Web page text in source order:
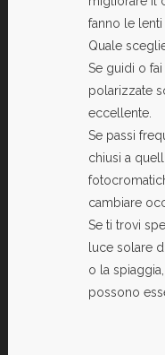
fanno le lenti
Quale
Se guidi o
polarizzate
eccellente.
Se passi
chiusi a
cambiare
Se ti trovi
luce solare
o la
possono